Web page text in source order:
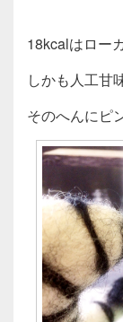
18kcalはロー
しかも人工甘
そのへんにピ